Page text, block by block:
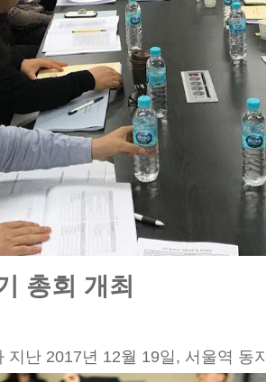
총회 개최
지난 2017년 12월 19일, 서울역 동